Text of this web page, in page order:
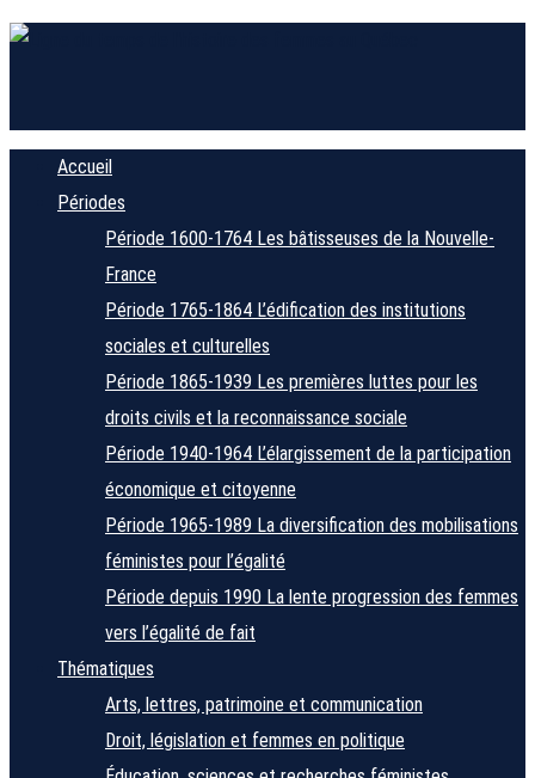
Accueil
Périodes
Période 1600-1764 Les bâtisseuses de la Nouvelle-
France
Période 1765-1864 L’édification des institutions
sociales et culturelles
Période 1865-1939 Les premières luttes pour les
droits civils et la reconnaissance sociale
Période 1940-1964 L’élargissement de la participation
économique et citoyenne
Période 1965-1989 La diversification des mobilisations
féministes pour l’égalité
Période depuis 1990 La lente progression des femmes
vers l’égalité de fait
Thématiques
Arts, lettres, patrimoine et communication
Droit, législation et femmes en politique